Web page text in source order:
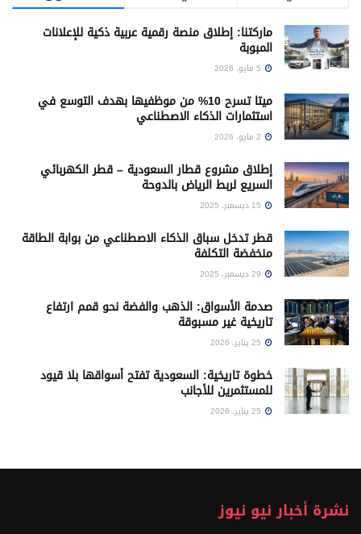
ماركتنا: إطلاق منصة رقمية عربية ذكية للإعلانات
المبوبة
ميتا تسرح 10% من موظفيها بهدف التوسع في
استثمارات الذكاء الاصطناعي
إطلاق مشروع قطار السعودية – قطر الكهربائي
السريع لربط الرياض بالدوحة
قطر تدخل سباق الذكاء الاصطناعي من بوابة الطاقة
منخفضة التكلفة
صدمة الأسواق: الذهب والفضة نحو قمم ارتفاع
تاريخية غير مسبوقة
خطوة تاريخية: السعودية تفتح أسواقها بلا قيود
للمستثمرين للأجانب
نشرة أخبار نيو نيوز